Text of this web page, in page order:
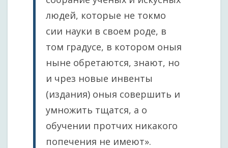
людей, которые не токмо
сии науки в своем роде, в
том градусе, в котором оныя
ныне обретаются, знают, но
и чрез новые инвенты
(издания) оныя совершить и
умножить тщатся, а о
обучении протчих никакого
попечения не имеют».